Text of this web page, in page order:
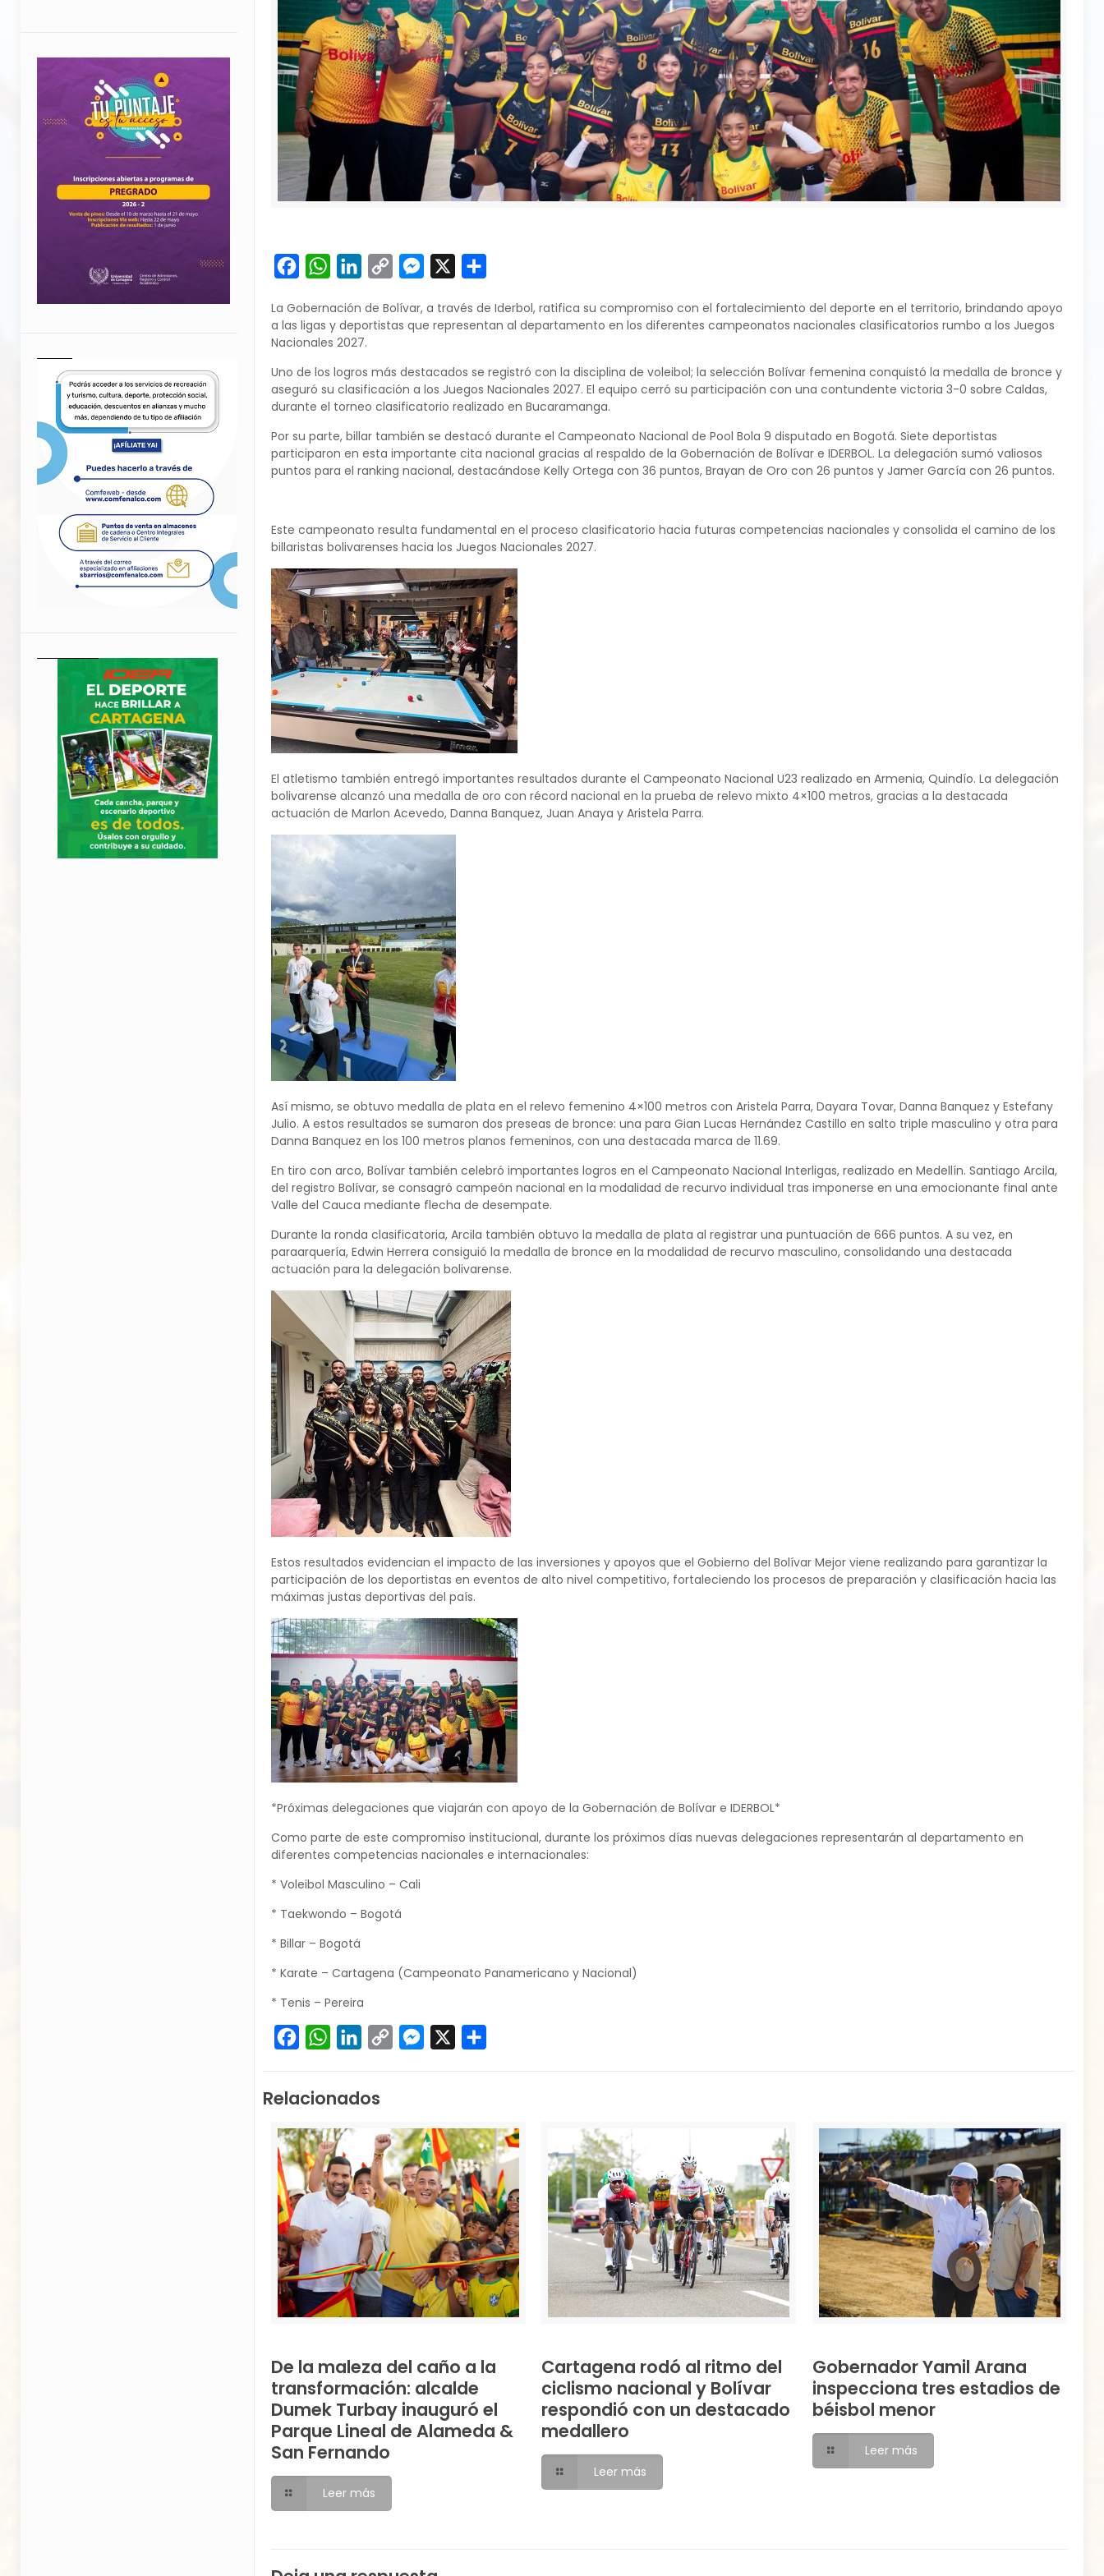
FacebookWhatsAppLinkedIn
Copy
Messenger
La Gobernación de Bolívar, a través de Iderbol, ratifica su compromiso con el fortalecimiento del deporte en el territorio, brindando apoyo
a las ligas y deportistas que representan al departamento en los diferentes campeonatos nacionales clasificatorios rumbo a los Juegos
Nacionales 2027.
Uno de los logros más destacados se registró con la disciplina de voleibol; la selección Bolívar femenina conquistó la medalla de bronce y
aseguró su clasificación a los Juegos Nacionales 2027. El equipo cerró su participación con una contundente victoria 3-0 sobre Caldas,
durante el torneo clasificatorio realizado en Bucaramanga.
Por su parte, billar también se destacó durante el Campeonato Nacional de Pool Bola 9 disputado en Bogotá. Siete deportistas
participaron en esta importante cita nacional gracias al respaldo de la Gobernación de Bolívar e IDERBOL. La delegación sumó valiosos
puntos para el ranking nacional, destacándose Kelly Ortega con 36 puntos, Brayan de Oro con 26 puntos y Jamer García con 26 puntos.
Este campeonato resulta fundamental en el proceso clasificatorio hacia futuras competencias nacionales y consolida el camino de los
billaristas bolivarenses hacia los Juegos Nacionales 2027.
El atletismo también entregó importantes resultados durante el Campeonato Nacional U23 realizado en Armenia, Quindío. La delegación
bolivarense alcanzó una medalla de oro con récord nacional en la prueba de relevo mixto 4×100 metros, gracias a la destacada
actuación de Marlon Acevedo, Danna Banquez, Juan Anaya y Aristela Parra.
Así mismo, se obtuvo medalla de plata en el relevo femenino 4×100 metros con Aristela Parra, Dayara Tovar, Danna Banquez y Estefany
Julio. A estos resultados se sumaron dos preseas de bronce: una para Gian Lucas Hernández Castillo en salto triple masculino y otra para
Danna Banquez en los 100 metros planos femeninos, con una destacada marca de 11.69.
En tiro con arco, Bolívar también celebró importantes logros en el Campeonato Nacional Interligas, realizado en Medellín. Santiago Arcila,
del registro Bolívar, se consagró campeón nacional en la modalidad de recurvo individual tras imponerse en una emocionante final ante
Valle del Cauca mediante flecha de desempate.
Durante la ronda clasificatoria, Arcila también obtuvo la medalla de plata al registrar una puntuación de 666 puntos. A su vez, en
paraarquería, Edwin Herrera consiguió la medalla de bronce en la modalidad de recurvo masculino, consolidando una destacada
actuación para la delegación bolivarense.
Estos resultados evidencian el impacto de las inversiones y apoyos que el Gobierno del Bolívar Mejor viene realizando para garantizar la
participación de los deportistas en eventos de alto nivel competitivo, fortaleciendo los procesos de preparación y clasificación hacia las
máximas justas deportivas del país.
*Próximas delegaciones que viajarán con apoyo de la Gobernación de Bolívar e IDERBOL*
Como parte de este compromiso institucional, durante los próximos días nuevas delegaciones representarán al departamento en
diferentes competencias nacionales e internacionales:
* Voleibol Masculino – Cali
* Taekwondo – Bogotá
* Billar – Bogotá
* Karate – Cartagena (Campeonato Panamericano y Nacional)
* Tenis – Pereira
FacebookWhatsAppLinkedIn
Copy
Messenger
Relacionados
De la maleza del caño a la
transformación: alcalde
Dumek Turbay inauguró el
Parque Lineal de Alameda &
San Fernando
Leer más
Cartagena rodó al ritmo del
ciclismo nacional y Bolívar
respondió con un destacado
medallero
Leer más
Gobernador Yamil Arana
inspecciona tres estadios de
béisbol menor
Leer más